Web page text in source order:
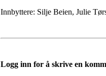
Innbyttere: Silje Beien, Julie
Logg inn for å skrive en